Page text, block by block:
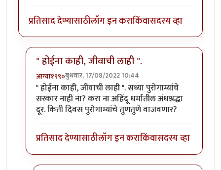
प्रतिसाद देण्यासाठीलॉग इन कराकिंवासदस्य व्हा
" होईना काही, जीवाची लाही ".
आग्या१९९०बुधवार, 17/08/2022 10:44
In reply toआमीर खान ने आपला दुटप्पीपणाby
" होईना काही, जीवाची लाही ". सध्या पुरोगाम्यांचे
सरकार नाही ना? करा ना अहिंदू धर्मातील अंधश्रद्धा
दूर. किती दिवस पुरोगाम्यांचे तुणतुणे वाजवणार?
प्रतिसाद देण्यासाठीलॉग इन कराकिंवासदस्य व्हा